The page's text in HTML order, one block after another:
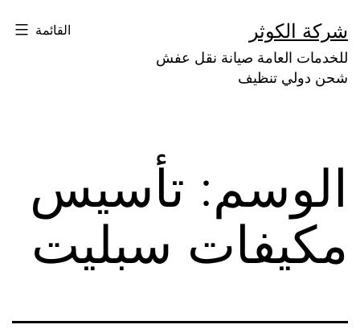
إلى
المحتوى
شركة الكوثر
للخدمات العامة صيانة نقل عفش
شحن دولي تنظيف
القائمة
الوسم: تأسيس
مكيفات سبليت